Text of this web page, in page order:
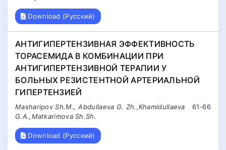
Download (Русский)
АНТИГИПЕРТЕНЗИВНАЯ ЭФФЕКТИВНОСТЬ
ТОРАСЕМИДА В КОМБИНАЦИИ ПРИ
АНТИГИПЕРТЕНЗИВНОЙ ТЕРАПИИ У
БОЛЬНЫХ РЕЗИСТЕНТНОЙ АРТЕРИАЛЬНОЙ
ГИПЕРТЕНЗИЕЙ
61-66
Masharipov Sh.M., Abdullaeva G. Zh.,Khamidullaeva
G.A.,Matkarimova Sh.Sh.
Download (Русский)